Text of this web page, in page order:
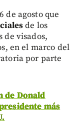
de agosto que
de los
de visados,
en el marco del
por parte
de Donald
más